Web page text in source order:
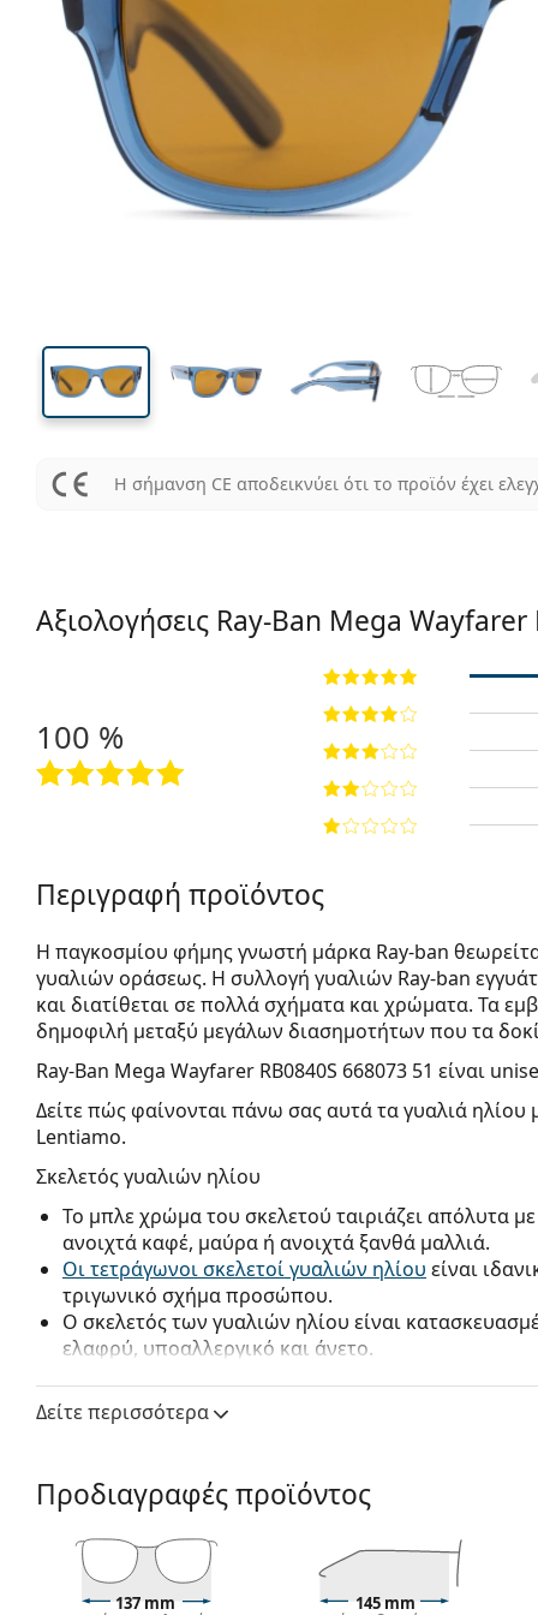
41 mm
Ύψος φακού
51 mm
Μήκος φακού
Η σήμανση CE αποδεικνύει ότι το προϊόν έχει
Αξιολογήσεις Ray-Ban Mega Wayfarer
100 %
Περιγραφή προϊόντος
Η παγκοσμίου φήμης γνωστή μάρκα Ray-ban
γυαλιών οράσεως. Η συλλογή γυαλιών Ray-ban
και διατίθεται σε πολλά σχήματα και χρώματα. Τα
δημοφιλή μεταξύ μεγάλων διασημοτήτων που τα
Ray-Ban Mega Wayfarer RB0840S 668073 51 είναι
Δείτε πώς φαίνονται πάνω σας αυτά τα γυαλιά ηλίου
Lentiamo.
Σκελετός γυαλιών ηλίου
Το μπλε χρώμα του σκελετού ταιριάζει απόλυτα
ανοιχτά καφέ, μαύρα ή ανοιχτά ξανθά μαλλιά.
Οι τετράγωνοι σκελετοί γυαλιών ηλίου είναι
τριγωνικό σχήμα προσώπου.
Ο σκελετός των γυαλιών ηλίου είναι
ελαφρύ, υποαλλεργικό και άνετο.
Φακός γυαλιών ηλίου
Οι καφέ φακοί εμποδίζουν ελαφρώς το μπλε φως,
Οι φακοί είναι κατασκευασμένοι από υψηλής
πλεονέκτημα του οποίου είναι η εξαιρετική του
χαρακτηρίζεται από τις εξαιρετικές οπτικές
χρησιμοποιούνται για την παραγωγή φακών
Οι φακοί έχουν UV Φίλτρο 400, το οποίο
Δείτε περισσότερα
Προδιαγραφές προϊόντος
137 mm 145 mm